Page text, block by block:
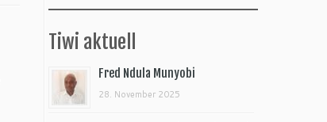
Tiwi aktuell
Fred Ndula Munyobi
28. November 2025